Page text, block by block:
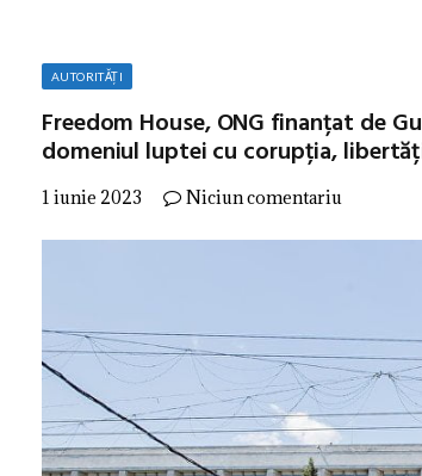
AUTORITĂȚI
Freedom House, ONG finanțat de
domeniul luptei cu corupția,
1 iunie 2023 Niciun comentariu